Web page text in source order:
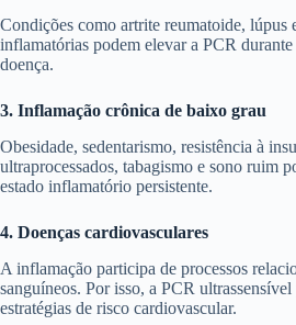
Condições como artrite reumatoide, lúpus
inflamatórias podem elevar a PCR durante
doença.
3. Inflamação crônica de baixo grau
Obesidade, sedentarismo, resistência à
ultraprocessados, tabagismo e sono ruim
estado inflamatório persistente.
4. Doenças cardiovasculares
A inflamação participa de processos
sanguíneos. Por isso, a PCR
estratégias de risco cardiovascular.